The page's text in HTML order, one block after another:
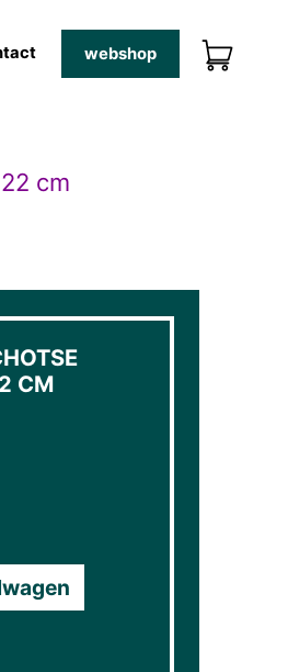
webshop
cm
CM